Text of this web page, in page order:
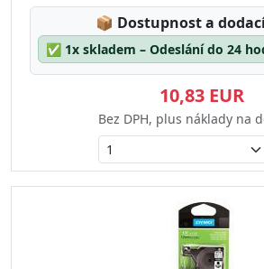
📦 Lagerstatus:
Dostupnost a
✅ 1x skladem – Odeslání do 24
10,83 EUR
Bez DPH, plus náklady na